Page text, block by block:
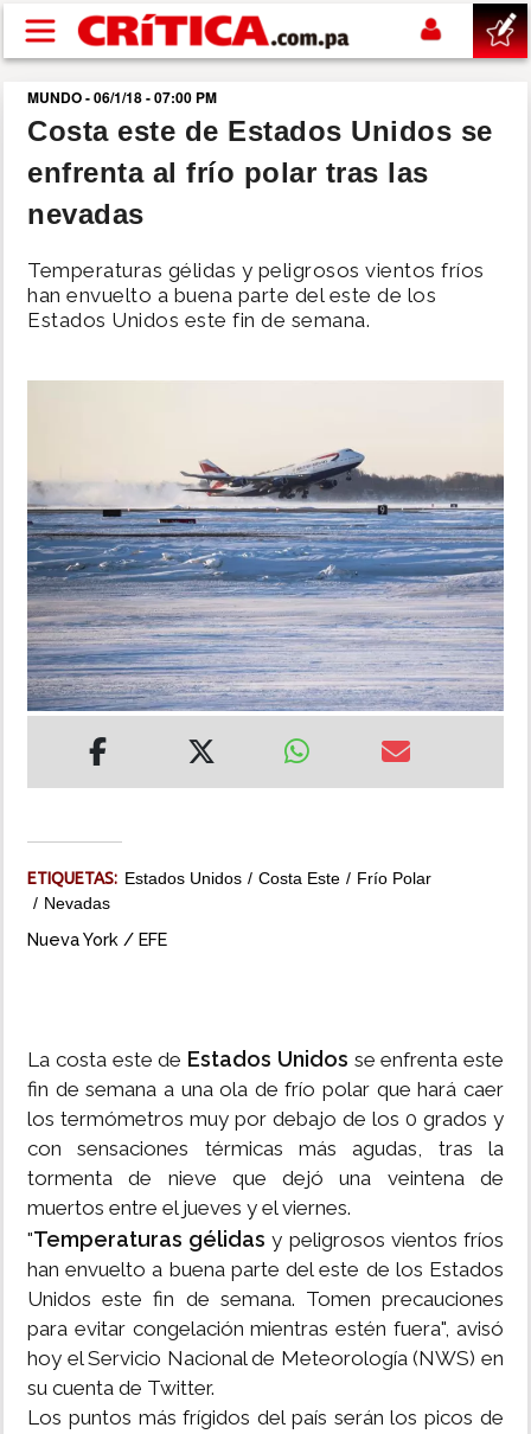
Pasar al contenido principal
buscar
SUCESOS
POLÍTICA
MUNDO
INSÓLITAS
MULTIMEDIA
IMPRESO
MUNDO - 06/1/18 - 07:00 PM
Costa este de Estados Unidos se
enfrenta al frío polar tras las
nevadas
Temperaturas gélidas y peligrosos vientos fríos
han envuelto a buena parte del este de los
Estados Unidos este fin de semana.
ETIQUETAS: Estados Unidos Costa Este
Frío Polar
Nevadas
Nueva York / EFE
La costa este de Estados Unidos se enfrenta este
fin de semana a una ola de frío polar que hará caer
los termómetros muy por debajo de los 0 grados y
con sensaciones térmicas más agudas, tras la
tormenta de nieve que dejó una veintena de
muertos entre el jueves y el viernes.
"Temperaturas gélidas y peligrosos vientos fríos
han envuelto a buena parte del este de los Estados
Unidos este fin de semana. Tomen precauciones
para evitar congelación mientras estén fuera", avisó
hoy el Servicio Nacional de Meteorología (NWS) en
su cuenta de Twitter.
Los puntos más frígidos del país serán los picos de